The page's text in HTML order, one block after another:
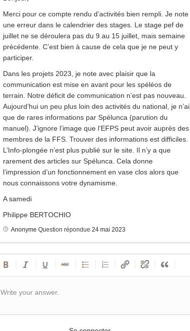
Merci pour ce compte rendu d’activités bien rempli. Je note
une erreur dans le calendrier des stages. Le stage pef de
juillet ne se déroulera pas du 9 au 15 juillet, mais semaine
précédente. C’est bien à cause de cela que je ne peut y
participer.
Dans les projets 2023, je note avec plaisir que la
communication est mise en avant pour les spéléos de
terrain. Notre déficit de communication n’est pas nouveau.
Aujourd’hui un peu plus loin des activités du national, je n’ai
que de rares informations par Spélunca (parution du
manuel). J’ignore l’image que l’EFPS peut avoir auprès des
membres de la FFS. Trouver des informations est difficiles.
L’Info-plongée n’est plus publié sur le site. Il n’y a que
rarement des articles sur Spélunca. Cela donne
l’impression d’un fonctionnement en vase clos alors que
nous connaissons votre dynamisme.
A samedi
Philippe BERTOCHIO
Anonyme Question répondue 24 mai 2023
Write your answer.